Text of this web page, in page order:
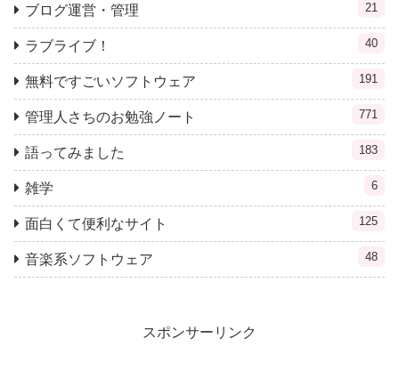
ブログ運営・管理 21
ラブライブ！ 40
無料ですごいソフトウェア 191
管理人さちのお勉強ノート 771
語ってみました 183
雑学 6
面白くて便利なサイト 125
音楽系ソフトウェア 48
スポンサーリンク